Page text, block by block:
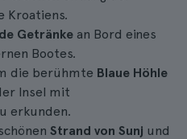
Kroatiens.
Getränke an Bord eines
Bootes.
die berühmte Blaue Höhle
Insel mit
erkunden.
Strand von Sunj und